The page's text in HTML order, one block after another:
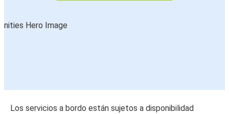
Los servicios a bordo están sujetos a disponibilidad